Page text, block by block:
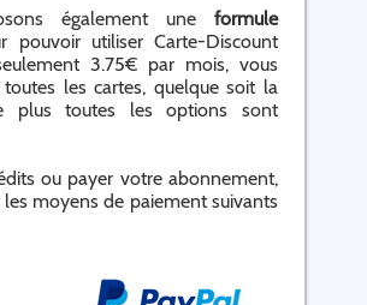
également une formule
pouvoir utiliser Carte-Discount
3.75€ par mois, vous
les cartes, quelque soit la
plus toutes les options sont
ou payer votre abonnement,
moyens de paiement suivants